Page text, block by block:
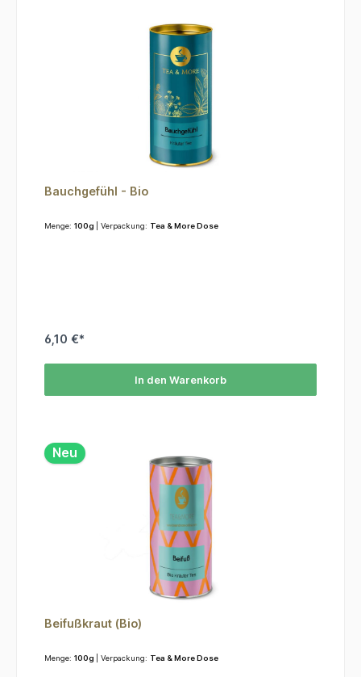
Bauchgefühl - Bio
Menge: 100g | Verpackung: Tea & More Dose
6,10 €*
In den Warenkorb
Neu
Beifußkraut (Bio)
Menge: 100g | Verpackung: Tea & More Dose